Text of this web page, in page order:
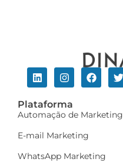
Plataforma
Automação de Marketing
E-mail Marketing
WhatsApp Marketing